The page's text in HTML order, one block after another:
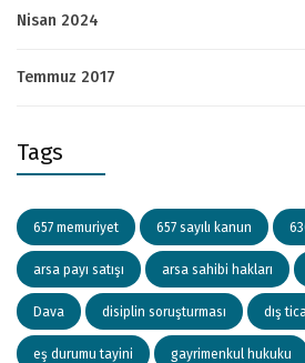
Nisan 2024
Temmuz 2017
Tags
657 memuriyet 657 sayılı kanun
arsa payı satışı arsa sahibi hakları
Dava disiplin soruşturması dış
eş durumu tayini gayrimenkul hukuku